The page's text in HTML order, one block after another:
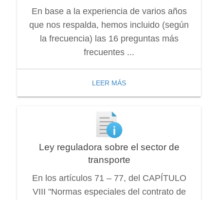
En base a la experiencia de varios años
que nos respalda, hemos incluido (según
la frecuencia) las 16 preguntas más
frecuentes ...
LEER MÁS
Ley reguladora sobre el sector de
transporte
En los artículos 71 – 77, del CAPÍTULO
VIII "Normas especiales del contrato de